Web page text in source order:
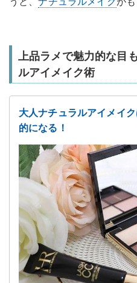
上品ラメで魅力的な
ルアイメイク術
大人ナチュラルアイメイ
的になる！